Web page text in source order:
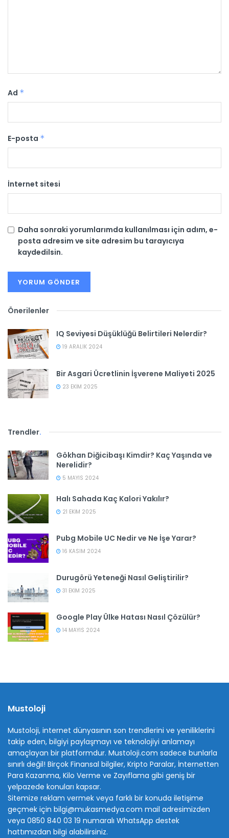
Ad *
E-posta *
İnternet sitesi
Daha sonraki yorumlarımda kullanılması için adım, e-
posta adresim ve site adresim bu tarayıcıya
kaydedilsin.
Önerilenler
IQ Seviyesi Düşüklüğü Belirtileri Nelerdir?
19 ARALIK 2024
Bir Asgari Ücretlinin İşverene Maliyeti 2025
23 EKIM 2025
Trendler.
Gökhan Diğicibaşı Kimdir? Kaç Yaşında ve
Nerelidir?
5 MAYIS 2024
Halı Sahada Kaç Kalori Yakılır?
21 EKIM 2025
Pubg Mobile UC Nedir ve Ne İşe Yarar?
16 KASIM 2024
Durugörü Yeteneği Nasıl Geliştirilir?
31 EKIM 2025
Google Play Ülke Hatası Nasıl Çözülür?
14 MAYIS 2024
Mustoloji
Mustoloji, internet dünyasının son trendlerini ve yeniliklerini
takip eden, bilgiyi paylaşmayı ve teknolojiyi anlamayı
amaçlayan bir platformdur. Mustoloji.com sadece bunlarla
sınırlı değil! Birçok Finansal bilgiler, Kripto Paralar, İnternetten
Para Kazanma, Kilo Verme ve Zayıflama gibi geniş bir
yelpazede konuları kapsar.
Sitemize reklam vermek veya farklı bir konuda iletişime
geçmek için bilgi@mukasmedya.com mail adresimizden
veya 0850 840 03 19 numaralı WhatsApp destek
hattımızdan bilgi alabilirsiniz.